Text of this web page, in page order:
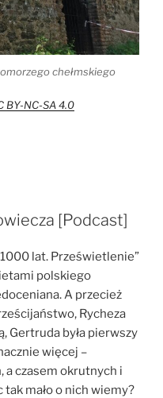
chełmskiego
BY-NC-SA 4.0
[Podcast]
lat. Prześwietlenie”
polskiego
A przecież
Rycheza
Gertruda była pierwszy
więcej –
a czasem okrutnych i
mało o nich wiemy?